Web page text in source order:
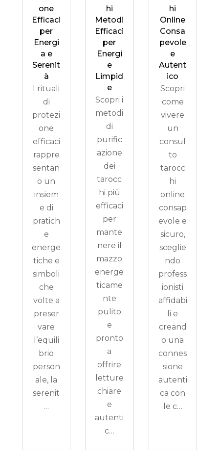
one
Efficaci
per
Energi
a e
Serenit
à
I rituali
di
protezi
one
efficaci
rappre
sentan
o un
insiem
e di
pratich
e
energe
tiche e
simboli
che
volte a
preser
vare
l’equili
brio
person
ale, la
serenit
…
hi
Metodi
Efficaci
per
Energi
e
Limpid
e
Scopri i
metodi
di
purific
azione
dei
tarocc
hi più
efficaci
per
mante
nere il
mazzo
energe
ticame
nte
pulito
e
pronto
a
offrire
letture
chiare
e
autenti
c…
hi
Online
Consa
pevole
e
Autent
ico
Scopri
come
vivere
un
consul
to
tarocc
hi
online
consap
evole e
sicuro,
sceglie
ndo
profess
ionisti
affidabi
li e
creand
o una
connes
sione
autenti
ca con
le c…